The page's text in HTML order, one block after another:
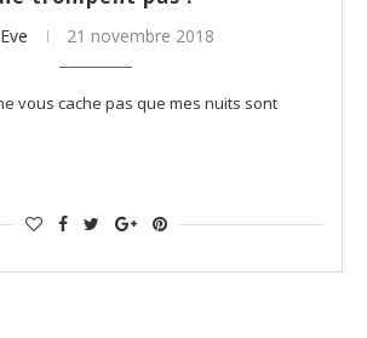
Eve 21 novembre 2018
vous cache pas que mes nuits sont